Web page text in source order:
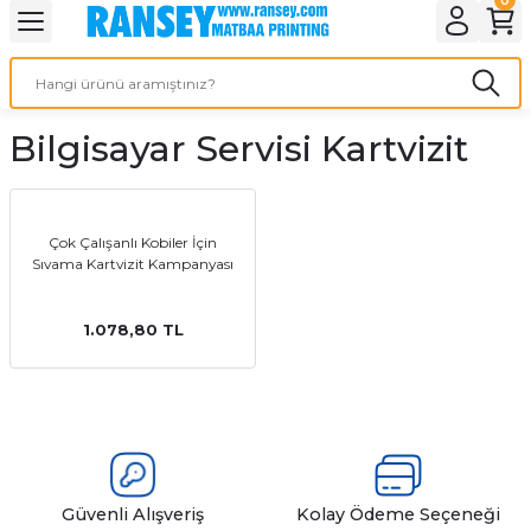
Geri Dön
Geri Dön
Geri Dön
Geri Dön
Ürünleri
Geri Dön
Geri Dön
Geri Dön
Bilgisayar Servisi Kartvizit
Çok Çalışanlı Kobiler İçin
Sıvama Kartvizit Kampanyası
1.078,80 TL
Güvenli Alışveriş Kolay Ödeme Seçeneği